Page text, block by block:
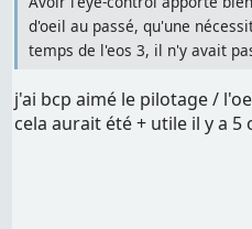
d'oeil au passé, qu'une
temps de l'eos 3, il n'y avait
j'ai bcp aimé le pilotage /
cela aurait été + utile il y a 5